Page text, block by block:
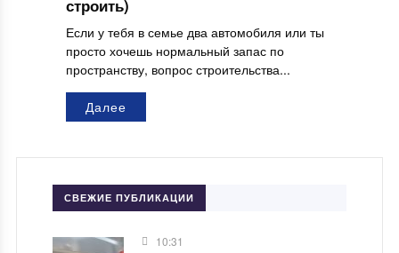
строить)
Если у тебя в семье два автомобиля или ты
просто хочешь нормальный запас по
пространству, вопрос строительства...
Далее
СВЕЖИЕ ПУБЛИКАЦИИ
10:31